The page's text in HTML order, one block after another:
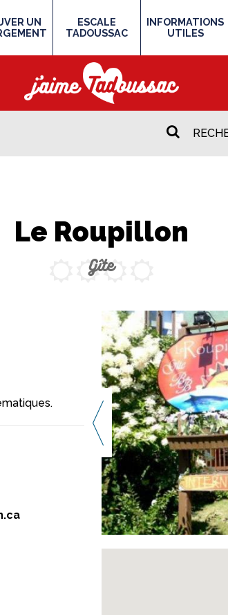
UN
ESCALE
TADOUSSAC
INFORMATIONS
UTILES
Le Roupillon
Gîte